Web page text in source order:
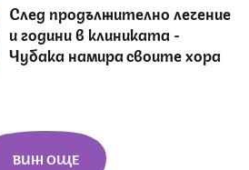
След продължително лечение
и години в клиниката -
Чубака намира своите хора
ВИЖ ОЩЕ